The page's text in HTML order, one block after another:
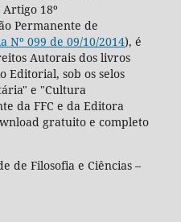
18º
Permanente de
Nº 099 de 09/10/2014), é
Autorais dos livros
Editorial, sob os selos
e "Cultura
da FFC e da Editora
gratuito e completo
de Filosofia e Ciências –